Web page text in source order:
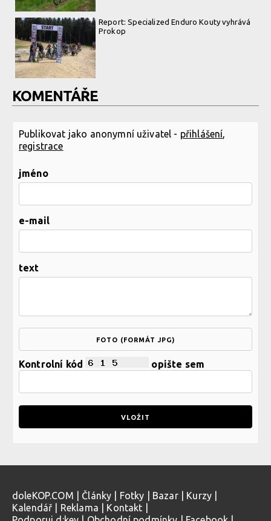
Report: Specialized Enduro Kouty vyhrává
Prokop
KOMENTÁŘE
Publikovat jako anonymní uživatel - přihlášení,
registrace
jméno
e-mail
text
FOTO (FORMÁT JPG)
Kontrolní kód opište sem
doleKOP.COM Články Fotky Bazar| Kurzy
Kalendář
Reklama Kontakt